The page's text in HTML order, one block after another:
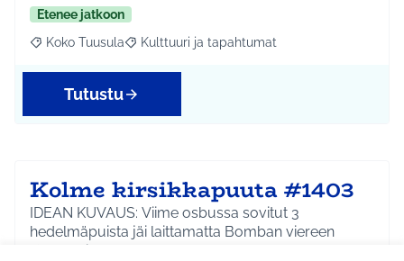
Etenee jatkoon
Rajaa tulokset aihepiirin mukaan: Koko Tuusula
Koko Tuusula Rajaa tulokset teeman mukaan: Kulttuuri ja
Kulttuuri ja tapahtumat
Tutustu
Kolme kirsikkapuuta #1403
IDEAN KUVAUS: Viime osbussa sovitut 3
hedelmäpuista jäi laittamatta Bomban viereen
Kotkapuistoon nyt…